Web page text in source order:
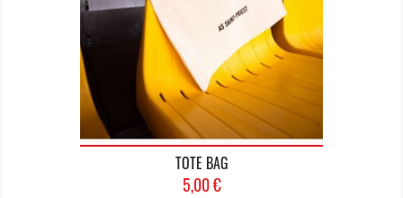
TOTE BAG
Prix
5,00 €